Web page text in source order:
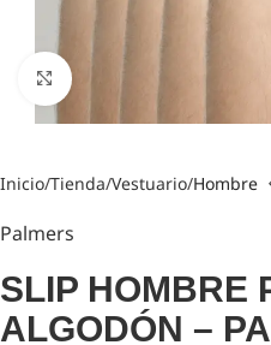
Click to enlarge
Inicio Tienda Vestuario Hombre
Palmers
SLIP HOMBRE
ALGODÓN –